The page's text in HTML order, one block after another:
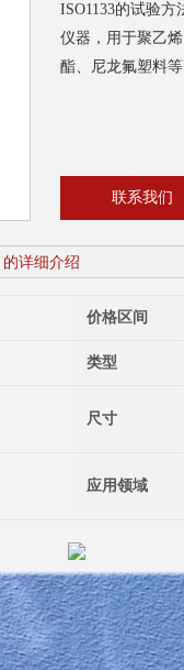
ISO1133的试验
仪器，用于聚乙
酯、尼龙氟塑料
联系我们
的详细介绍
价格区间
类型
尺寸
应用领域